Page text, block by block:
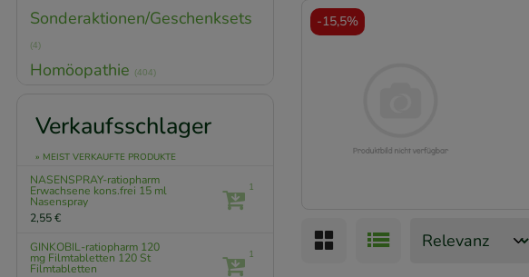
-15,5%
Sonderaktionen/Geschenksets
(4)
Homöopathie (404)
Verkaufsschlager
» MEIST VERKAUFTE PRODUKTE
NASENSPRAY-ratiopharm
Erwachsene kons.frei 15 ml
Nasenspray
2,55 €
1
GINKOBIL-ratiopharm 120
mg Filmtabletten 120 St
Filmtabletten
1